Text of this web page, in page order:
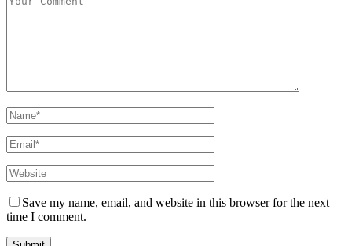
Save my name, email, and website in this browser for the next
time I comment.